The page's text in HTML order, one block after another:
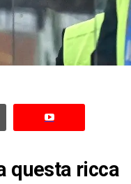
questa ricca